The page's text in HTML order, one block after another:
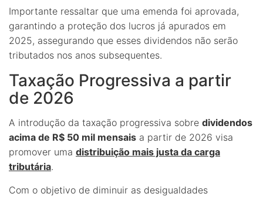
Importante ressaltar que uma emenda foi aprovada,
garantindo a proteção dos lucros já apurados em
2025, assegurando que esses dividendos não serão
tributados nos anos subsequentes.
Taxação Progressiva a partir
de 2026
A introdução da taxação progressiva sobre dividendos
acima de R$ 50 mil mensais a partir de 2026 visa
promover uma distribuição mais justa da carga
tributária.
Com o objetivo de diminuir as desigualdades